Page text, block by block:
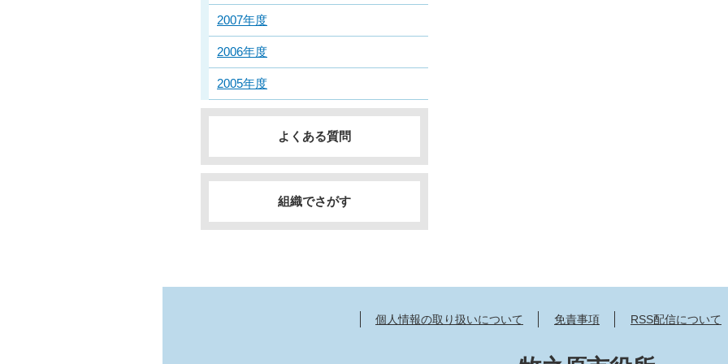
2007年度
2006年度
2005年度
よくある質問
組織でさがす
個人情報の取り扱いについて 免責事項 RSS配信について